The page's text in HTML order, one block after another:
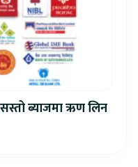
ब्याजमा ऋण लिन